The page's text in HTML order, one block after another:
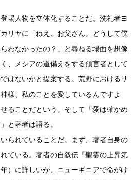
場人物を立体化することだ。洗礼者ヨ
リヤに「ねえ、お父さん。どうして僕
わなかったの？」と尋ねる場面を想像
、メシアの道備えをする預言者として
はないかと提案する。荒野におけるサ
様、私のことを愛しているんですよ
ることだという。そして「愛は確かめ
と著者は語る。
られていることだ。まず、著者自身の
ている。著者の自叙伝『聖霊の上昇気
）に詳しいが、ニューギニアで命がけ